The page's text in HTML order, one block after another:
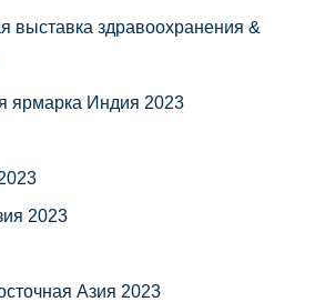
выставка здравоохранения &
ярмарка Индия 2023
2023
Азия 2023